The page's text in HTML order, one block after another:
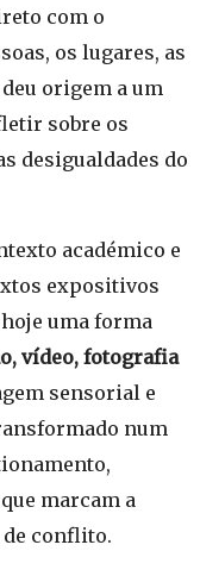
com o
os lugares, as
origem a um
sobre os
desigualdades do
académico e
expositivos
uma forma
vídeo, fotografia
sensorial e
num
marcam a
conflito.